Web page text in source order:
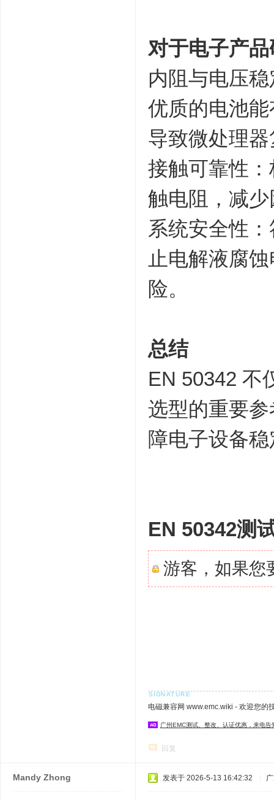
对于电子产
内阻与电压
优质的电池
导致微处理
接触可靠性
触电阻，减
系统安全性
止电解液腐
险。
总结
EN 50342 不
选型的重要
障电子设备
EN 50342测
游客，如果您
电磁兼容网 www.emc.wiki - 欢迎您的
广州EMC测试、整改、认证优惠，来电
回复
Mandy Zhong 发表于 2026-5-13 16:42:32